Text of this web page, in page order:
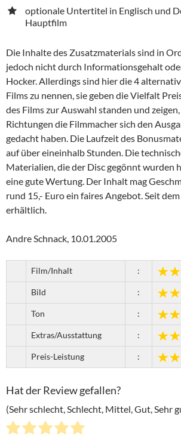
optionale Untertitel in Englisch und
Hauptfilm
Die Inhalte des Zusatzmaterials sind in
jedoch nicht durch Informationsgehalt
Hocker. Allerdings sind hier die 4
Films zu nennen, sie geben die Vielfalt
des Films zur Auswahl standen und
Richtungen die Filmmacher sich den
gedacht haben. Die Laufzeit des
auf über eineinhalb Stunden. Die
Materialien, die der Disc gegönnt wurden
eine gute Wertung. Der Inhalt mag
rund 15,- Euro ein faires Angebot. Seit
erhältlich.
Andre Schnack, 10.01.2005
Film/Inhalt :
Bild :
Ton :
Extras/Ausstattung :
Preis-Leistung :
Hat der Review gefallen?
(Sehr schlecht, Schlecht, Mittel, Gut, Sehr